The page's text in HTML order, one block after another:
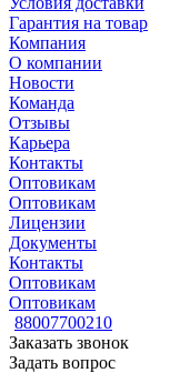
Гарантия на товар
Компания
О компании
Новости
Команда
Отзывы
Карьера
Контакты
Оптовикам
Оптовикам
Лицензии
Документы
Контакты
Оптовикам
Оптовикам
88007700210
Заказать звонок
Задать вопрос